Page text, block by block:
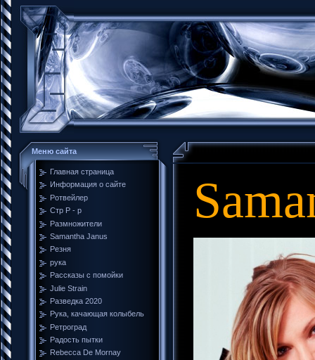
Меню сайта
Главная страница
Информация о сайте
Ротвейлер
Стр Р - р
Размножители
Samantha Janus
Резня
рука
Рассказы с помойки
Julie Strain
Разведка 2020
Рука, качающая колыбель
Ретроград
Радость пытки
Rebecca De Mornay